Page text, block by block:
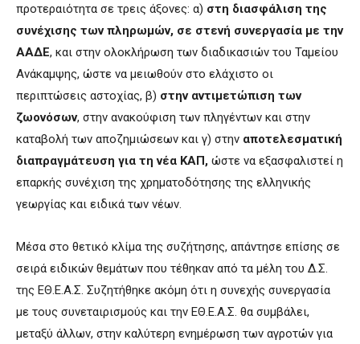
προτεραιότητα σε τρεις άξονες: α) στη διασφάλιση της
συνέχισης των πληρωμών, σε στενή συνεργασία με την
ΑΑΔΕ, και στην ολοκλήρωση των διαδικασιών του Ταμείου
Ανάκαμψης, ώστε να μειωθούν στο ελάχιστο οι
περιπτώσεις αστοχίας, β) στην αντιμετώπιση των
ζωονόσων, στην ανακούφιση των πληγέντων και στην
καταβολή των αποζημιώσεων και γ) στην αποτελεσματική
διαπραγμάτευση για τη νέα ΚΑΠ, ώστε να εξασφαλιστεί η
επαρκής συνέχιση της χρηματοδότησης της ελληνικής
γεωργίας και ειδικά των νέων.
Μέσα στο θετικό κλίμα της συζήτησης, απάντησε επίσης σε
σειρά ειδικών θεμάτων που τέθηκαν από τα μέλη του Δ.Σ.
της ΕΘ.Ε.Α.Σ. Συζητήθηκε ακόμη ότι η συνεχής συνεργασία
με τους συνεταιρισμούς και την ΕΘ.Ε.Α.Σ. θα συμβάλει,
μεταξύ άλλων, στην καλύτερη ενημέρωση των αγροτών για